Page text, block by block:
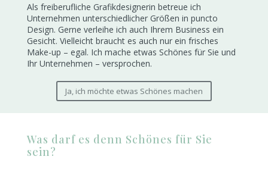
Als freiberufliche Grafikdesignerin betreue ich
Unternehmen unterschiedlicher Größen in puncto
Design. Gerne verleihe ich auch Ihrem Business ein
Gesicht. Vielleicht braucht es auch nur ein frisches
Make-up – egal. Ich mache etwas Schönes für Sie und
Ihr Unternehmen – versprochen.
Ja, ich möchte etwas Schönes machen
Was darf es denn Schönes für Sie
sein?